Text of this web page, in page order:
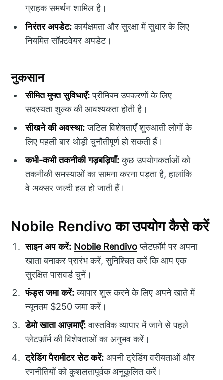
ग्राहक समर्थन शामिल है।
निरंतर अपडेट:कार्यक्षमता और सुरक्षा में सुधार के लिए
नियमित सॉफ़्टवेयर अपडेट।
नुकसान
सीमित मुफ्त सुविधाएँ:प्रीमियम उपकरणों के लिए
सदस्यता शुल्क की आवश्यकता होती है।
सीखने की अवस्था:जटिल विशेषताएँ शुरुआती लोगों के
लिए पहली बार थोड़ी चुनौतीपूर्ण हो सकती हैं।
कभी-कभी तकनीकी गड़बड़ियाँ:कुछ उपयोगकर्ताओं को
तकनीकी समस्याओं का सामना करना पड़ता है, हालांकि
वे अक्सर जल्दी हल हो जाती हैं।
Nobile Rendivo का उपयोग कैसे करें
साइन अप करें: Nobile Rendivoप्लेटफ़ॉर्म पर अपना
खाता बनाकर प्रारंभ करें, सुनिश्चित करें कि आप एक
सुरक्षित पासवर्ड चुनें।
फंड्स जमा करें:व्यापार शुरू करने के लिए अपने खाते में
न्यूनतम $250 जमा करें।
डेमो खाता आज़माएँ:वास्तविक व्यापार में जाने से पहले
प्लेटफ़ॉर्म की विशेषताओं का अनुभव करें।
ट्रेडिंग पैरामीटर सेट करें: अपनी ट्रेडिंग वरीयताओं और
रणनीतियों को कुशलतापूर्वक अनुकूलित करें।